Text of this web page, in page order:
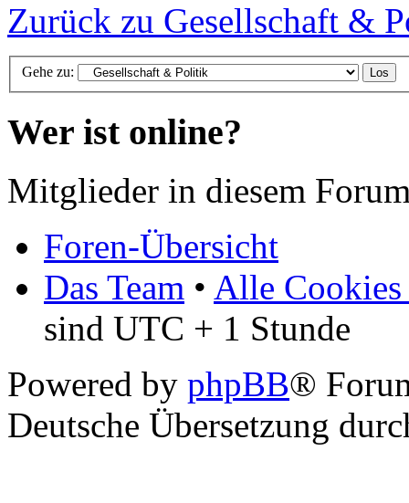
Zurück zu Gesellschaft &
Gehe zu:
Wer ist online?
Mitglieder in diesem
Foren-Übersicht
Das Team • Alle Cookies
sind UTC + 1 Stunde
Powered by phpBB®
Deutsche Übersetzung